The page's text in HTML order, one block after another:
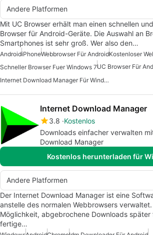
Andere Platformen
Mit UC Browser erhält man einen schnellen
Browser für Android-Geräte. Die Auswahl an
Smartphones ist sehr groß. Wer also den…
AndroidiPhoneWebbrowser Für AndroidKostenloser
Schneller Browser Fuer Windows 7UC Browser Für
Internet Download Manager Für Windows 7
Internet Download Manager
3.8 Kostenlos
Downloads einfacher verwalten
Download Manager
Kostenlos herunterladen für
Andere Platformen
Der Internet Download Manager ist eine
anstelle des normalen Webbrowsers
Möglichkeit, abgebrochene Downloads
fertige…